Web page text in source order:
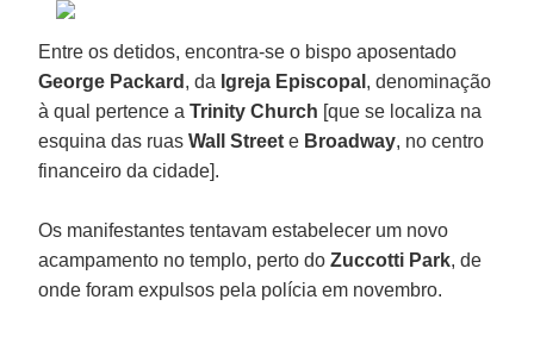
Entre os detidos, encontra-se o bispo aposentado
George Packard , da Igreja Episcopal , denominação
à qual pertence aTrinity Church [que se localiza na
esquina das ruasWall Streete Broadway, no centro
financeiro da cidade].
Os manifestantes tentavam estabelecer um novo
acampamento no templo, perto doZuccotti Park, de
onde foram expulsos pela polícia em novembro.